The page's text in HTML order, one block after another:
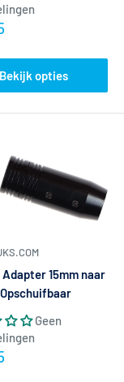
Bekijk opties
Adapter 15mm naar
Geen